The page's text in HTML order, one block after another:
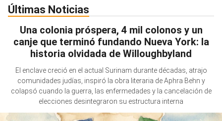
Últimas Noticias
Una colonia próspera, 4 mil colonos y un
canje que terminó fundando Nueva York: la
historia olvidada de Willoughbyland
El enclave creció en el actual Surinam durante décadas, atrajo
comunidades judías, inspiró la obra literaria de Aphra Behn y
colapsó cuando la guerra, las enfermedades y la cancelación de
elecciones desintegraron su estructura interna